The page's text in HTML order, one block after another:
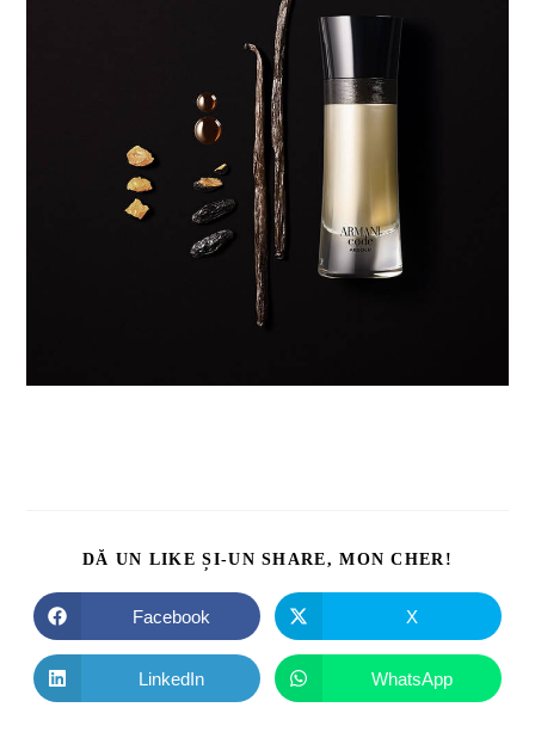
DĂ UN LIKE ȘI-UN SHARE, MON CHER!
Facebook X
LinkedIn WhatsApp